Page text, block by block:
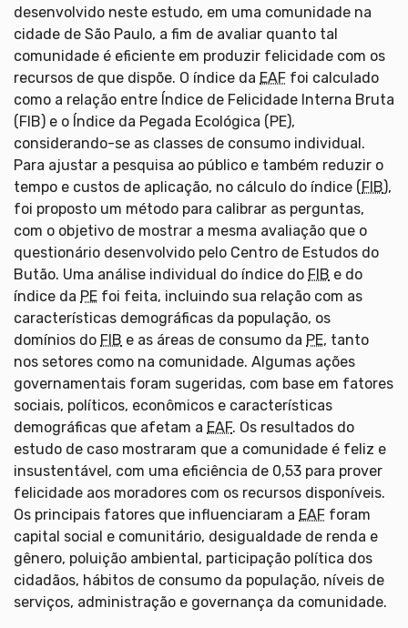
desenvolvido neste estudo, em uma comunidade na
cidade de São Paulo, a fim de avaliar quanto tal
comunidade é eficiente em produzir felicidade com os
recursos de que dispõe. O índice da EAF foi calculado
como a relação entre Índice de Felicidade Interna Bruta
(FIB) e o Índice da Pegada Ecológica (PE),
considerando-se as classes de consumo individual.
Para ajustar a pesquisa ao público e também reduzir o
tempo e custos de aplicação, no cálculo do índice (FIB),
foi proposto um método para calibrar as perguntas,
com o objetivo de mostrar a mesma avaliação que o
questionário desenvolvido pelo Centro de Estudos do
Butão. Uma análise individual do índice do FIB e do
índice da PE foi feita, incluindo sua relação com as
características demográficas da população, os
domínios do FIB e as áreas de consumo da PE, tanto
nos setores como na comunidade. Algumas ações
governamentais foram sugeridas, com base em fatores
sociais, políticos, econômicos e características
demográficas que afetam a EAF. Os resultados do
estudo de caso mostraram que a comunidade é feliz e
insustentável, com uma eficiência de 0,53 para prover
felicidade aos moradores com os recursos disponíveis.
Os principais fatores que influenciaram a EAF foram
capital social e comunitário, desigualdade de renda e
gênero, poluição ambiental, participação política dos
cidadãos, hábitos de consumo da população, níveis de
serviços, administração e governança da comunidade.